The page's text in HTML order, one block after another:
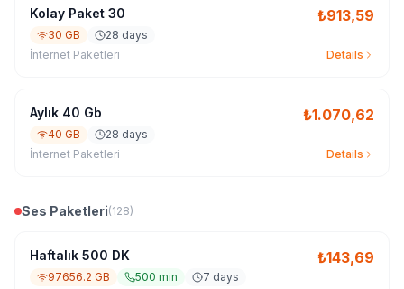
Kolay Paket 30 ₺913,59
30 GB
28 days
İnternet Paketleri
Details
Aylık 40 Gb ₺1.070,62
40 GB
28 days
İnternet Paketleri
Details
Ses Paketleri(128)
Haftalık 500 DK ₺143,69
97656.2 GB 500 min
7 days